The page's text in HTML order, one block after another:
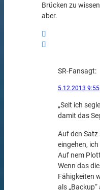
Brücken zu
aber.
SR-Fansagt:
5.12.2013 9:55
„Seit ich
damit das
Auf den
eingehen,
Auf nem
Wenn das
Fähigkeiten
als